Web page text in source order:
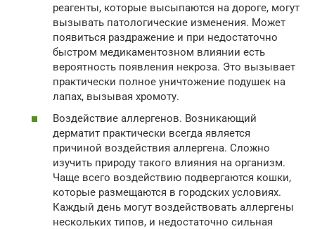
реагенты, которые высыпаются на дороге, могут
вызывать патологические изменения. Может
появиться раздражение и при недостаточно
быстром медикаментозном влиянии есть
вероятность появления некроза. Это вызывает
практически полное уничтожение подушек на
лапах, вызывая хромоту.
Воздействие аллергенов. Возникающий
дерматит практически всегда является
причиной воздействия аллергена. Сложно
изучить природу такого влияния на организм.
Чаще всего воздействию подвергаются кошки,
которые размещаются в городских условиях.
Каждый день могут воздействовать аллергены
нескольких типов, и недостаточно сильная